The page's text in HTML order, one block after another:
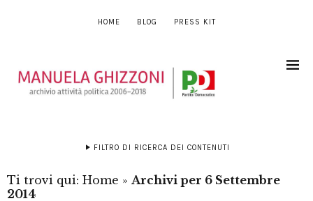
HOME BLOG PRESS KIT
FILTRO DI RICERCA DEI CONTENUTI
Ti trovi qui: Home » Archivi per 6 Settembre
2014